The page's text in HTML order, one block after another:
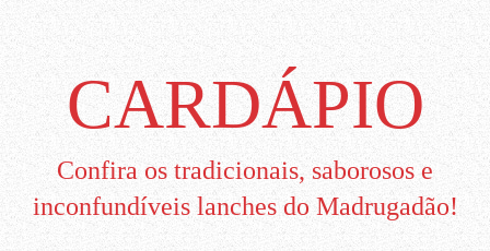
CARDÁPIO
Confira os tradicionais, saborosos e
inconfundíveis lanches do Madrugadão!